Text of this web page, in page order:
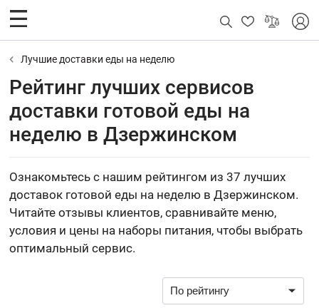
Лучшие доставки еды на неделю
Рейтинг лучших сервисов
доставки готовой еды на
неделю в Дзержинском
Ознакомьтесь с нашим рейтингом из 37 лучших
доставок готовой еды на неделю в Дзержинском.
Читайте отзывы клиентов, сравнивайте меню,
условия и цены на наборы питания, чтобы выбрать
оптимальный сервис.